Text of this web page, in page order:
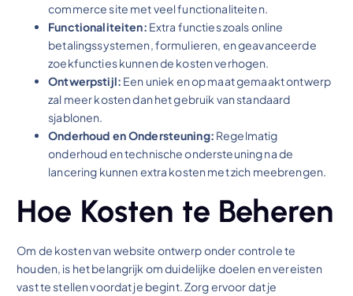
commerce site met veel functionaliteiten.
Functionaliteiten: Extra functies zoals online
betalingssystemen, formulieren, en geavanceerde
zoekfuncties kunnen de kosten verhogen.
Ontwerpstijl: Een uniek en op maat gemaakt ontwerp
zal meer kosten dan het gebruik van standaard
sjablonen.
Onderhoud en Ondersteuning: Regelmatig
onderhoud en technische ondersteuning na de
lancering kunnen extra kosten met zich meebrengen.
Hoe Kosten te Beheren
Om de kosten van website ontwerp onder controle te
houden, is het belangrijk om duidelijke doelen en vereisten
vast te stellen voordat je begint. Zorg ervoor dat je